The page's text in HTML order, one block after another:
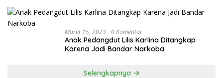
Maret 15, 2023 0 Komentar
Anak Pedangdut Lilis Karlina Ditangkap
Karena Jadi Bandar Narkoba
Selengkapnya